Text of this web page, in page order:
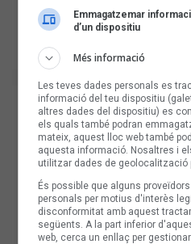
Emmagatzemar
d’un dispositiu
Més informació
Les teves dades personals es
informació del teu dispositiu
altres dades del dispositiu) es
els quals també podran
mateix, aquest lloc web també
aquesta informació. Nosaltres i
utilitzar dades de geolocalització
És possible que alguns
personals per motius d'interès
disconformitat amb aquest
següents. A la part inferior
web, cerca un enllaç per